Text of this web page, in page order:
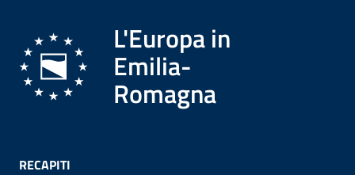
L'Europa in
Emilia-
Romagna
RECAPITI